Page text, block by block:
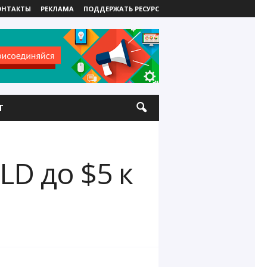
РЕКЛАМА ПОДДЕРЖАТЬ РЕСУРС
до $5 к